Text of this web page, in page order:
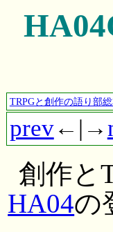
TRPGと創作の語り部
prev←|→
創作と
HA04の